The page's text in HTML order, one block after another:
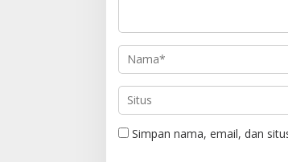
Simpan nama, email, dan